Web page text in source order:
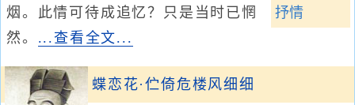
抒情
烟。此情可待成追忆？只是当时已惘
然。 ...查看全文...
蝶恋花·伫倚危楼风细细